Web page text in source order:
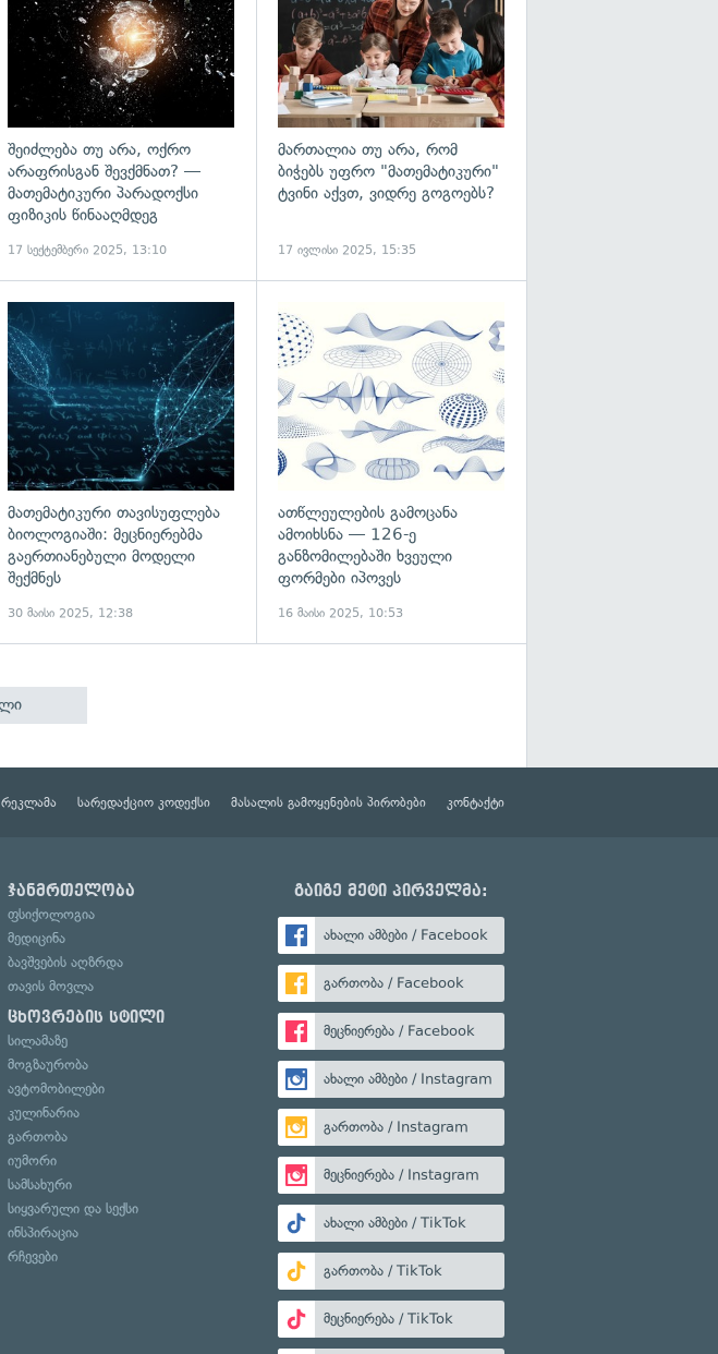
შეიძლება თუ არა, ოქრო
არაფრისგან შევქმნათ? —
მათემატიკური პარადოქსი
ფიზიკის წინააღმდეგ
17 სექტემბერი 2025, 13:10
მართალია თუ არა, რომ
ბიჭებს უფრო "მათემატიკური"
ტვინი აქვთ, ვიდრე გოგოებს?
17 ივლისი 2025, 15:35
გადახედვა გადახედვა
მათემატიკური თავისუფლება
ბიოლოგიაში: მეცნიერებმა
გაერთიანებული მოდელი
შექმნეს
30 მაისი 2025, 12:38
ათწლეულების გამოცანა
ამოიხსნა — 126-ე
განზომილებაში ხვეული
ფორმები იპოვეს
16 მაისი 2025, 10:53
რეკლამა სარედაქციო კოდექსი მასალის გამოყენების პირობები კონტაქტი
ჯანმრთელობა
ფსიქოლოგია
მედიცინა
ბავშვების აღზრდა
თავის მოვლა
ცხოვრების სტილი
სილამაზე
მოგზაურობა
ავტომობილები
კულინარია
გართობა
იუმორი
სამსახური
სიყვარული და სექსი
ინსპირაცია
რჩევები
გაიგე მეტი პირველმა:
ახალი ამბები / Facebook
გართობა / Facebook
მეცნიერება / Facebook
ახალი ამბები / Instagram
გართობა / Instagram
მეცნიერება / Instagram
ახალი ამბები / TikTok
გართობა / TikTok
მეცნიერება / TikTok